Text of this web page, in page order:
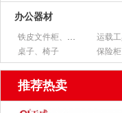
办公器材
铁皮文件柜、货架
桌子、椅子
保险柜
推荐热卖